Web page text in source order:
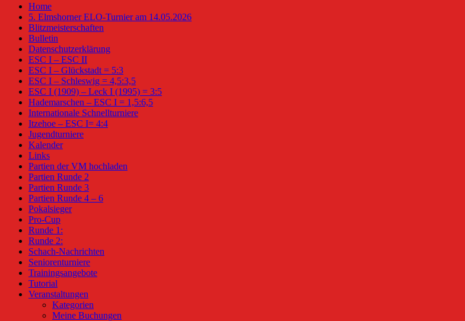
Home
5. Elmshorner ELO-Turnier am 14.05.2026
Blitzmeisterschaften
Bulletin
Datenschutzerklärung
ESC I – ESC II
ESC I – Glückstadt = 5:3
ESC I – Schleswig = 4,5:3,5
ESC I (1909) – Leck I (1995) = 3:5
Hademarschen – ESC I = 1,5:6,5
Internationale Schnellturniere
Itzehoe – ESC I= 4:4
Jugendturniere
Kalender
Links
Partien der VM hochladen
Partien Runde 2
Partien Runde 3
Partien Runde 4 – 6
Pokalsieger
Pro-Cup
Runde 1:
Runde 2:
Schach-Nachrichten
Seniorenturniere
Trainingsangebote
Tutorial
Veranstaltungen
Kategorien
Meine Buchungen